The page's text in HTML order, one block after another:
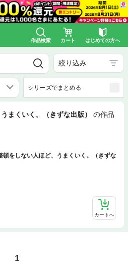
作品検索 カート はじめての方へ
絞り込み
シリーズでまとめる
まくいく。（きずな出版）
の作品
頓をしない人ほど、うまくいく。（きずな
カートへ
1